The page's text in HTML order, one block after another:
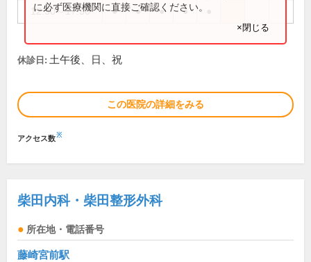
12:30～17:30 ● ● ● ●
に必ず医療機関に直接ご確認ください。
×閉じる
休診日: 土午後、日、祝
この医院の詳細をみる
アクセス数※
柴田内科・柴田整形外科
所在地・電話番号
藤崎宮前駅